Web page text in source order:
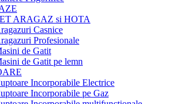
ARAGAZ si HOTA
Casnice
Profesionale
de Gatit
de Gatit pe lemn
Incorporabile Electrice
Incorporabile pe Gaz